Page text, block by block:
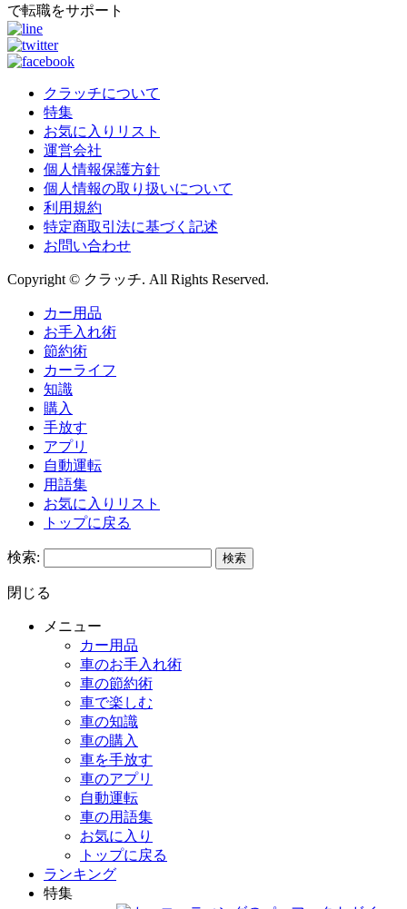
で転職をサポート
クラッチについて
特集
お気に入りリスト
運営会社
個人情報保護方針
個人情報の取り扱いについて
利用規約
特定商取引法に基づく記述
お問い合わせ
Copyright © クラッチ. All Rights Reserved.
カー用品
お手入れ術
節約術
カーライフ
知識
購入
手放す
アプリ
自動運転
用語集
お気に入りリスト
トップに戻る
検索:
閉じる
メニュー
カー用品
車のお手入れ術
車の節約術
車で楽しむ
車の知識
車の購入
車を手放す
車のアプリ
自動運転
車の用語集
お気に入り
トップに戻る
ランキング
特集